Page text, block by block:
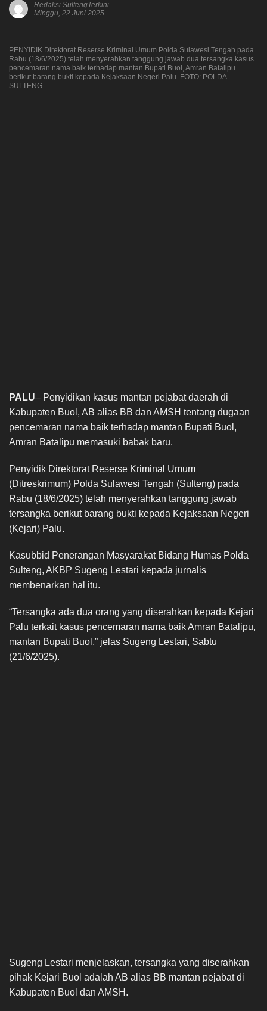
Redaksi SultengTerkini
Minggu, 22 Juni 2025
PENYIDIK Direktorat Reserse Kriminal Umum Polda Sulawesi Tengah pada
Rabu (18/6/2025) telah menyerahkan tanggung jawab dua tersangka kasus
pencemaran nama baik terhadap mantan Bupati Buol, Amran Batalipu
berikut barang bukti kepada Kejaksaan Negeri Palu. FOTO: POLDA
SULTENG
PALU– Penyidikan kasus mantan pejabat daerah di
Kabupaten Buol, AB alias BB dan AMSH tentang dugaan
pencemaran nama baik terhadap mantan Bupati Buol,
Amran Batalipu memasuki babak baru.
Penyidik Direktorat Reserse Kriminal Umum
(Ditreskrimum) Polda Sulawesi Tengah (Sulteng) pada
Rabu (18/6/2025) telah menyerahkan tanggung jawab
tersangka berikut barang bukti kepada Kejaksaan Negeri
(Kejari) Palu.
Kasubbid Penerangan Masyarakat Bidang Humas Polda
Sulteng, AKBP Sugeng Lestari kepada jurnalis
membenarkan hal itu.
“Tersangka ada dua orang yang diserahkan kepada Kejari
Palu terkait kasus pencemaran nama baik Amran Batalipu,
mantan Bupati Buol,” jelas Sugeng Lestari, Sabtu
(21/6/2025).
Sugeng Lestari menjelaskan, tersangka yang diserahkan
pihak Kejari Buol adalah AB alias BB mantan pejabat di
Kabupaten Buol dan AMSH.